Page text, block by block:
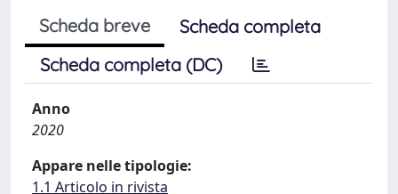
Scheda breve
Scheda completa
Scheda completa (DC)
Anno
2020
Appare nelle tipologie:
1.1 Articolo in rivista